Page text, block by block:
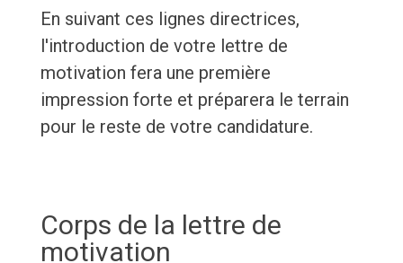
En suivant ces lignes directrices,
l'introduction de votre lettre de
motivation fera une première
impression forte et préparera le terrain
pour le reste de votre candidature.
Corps de la lettre de
motivation